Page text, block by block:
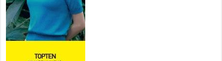
Үер усны аюулаас сэргийлж, нийслэлийн Онцгой
байдлын газрын 162 алба хаагч үүрэг гүйцэтгэж
байна
2026 оны 7 сар 15 / 11 цаг 07 минут
Үндэсний их сурын харваанд 850 харваач цэц